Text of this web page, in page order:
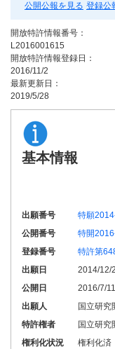
公開公報を見る 登録公
開放特許情報番号：
L2016001615
開放特許情報登録日：
2016/11/2
最新更新日：
2019/5/28
基本情報
出願番号
特願
公開番号
特開
登録番号
特許第
出願日
2014/12/
公開日
2016/7/11
出願人
国立研究
特許権者
国立研究
権利化状況
権利化済